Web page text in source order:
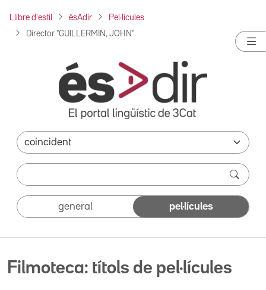
Llibre d'estil ésAdir Pel·lícules
Director "GUILLERMIN, JOHN"
general pel·lícules
Filmoteca: títols de pel·lícules